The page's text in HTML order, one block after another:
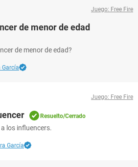
Juego: Free Fire
de menor de edad
de menor de edad?
García
Juego: Free Fire
Resuelto/Cerrado
los influencers.
García